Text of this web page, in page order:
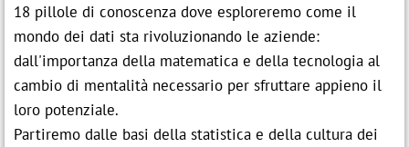
18 pillole di conoscenza dove esploreremo come il
mondo dei dati sta rivoluzionando le aziende:
dall'importanza della matematica e della tecnologia al
cambio di mentalità necessario per sfruttare appieno il
loro potenziale.
Partiremo dalle basi della statistica e della cultura dei